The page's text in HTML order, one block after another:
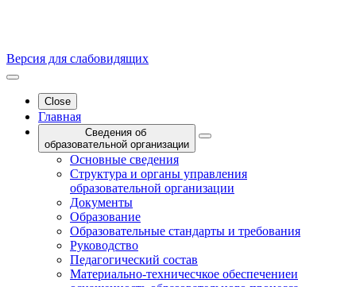
Версия для слабовидящих
Close
Главная
Сведения об
образовательной организации
Основные сведения
Структура и органы управления
образовательной организации
Документы
Образование
Образовательные стандарты и требования
Руководство
Педагогический состав
Материально-техничесчкое обеспечениеи